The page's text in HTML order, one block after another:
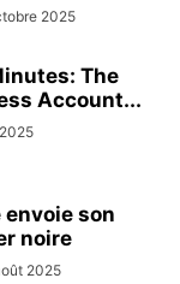
2025
The
Account...
envoie son
noire
2025